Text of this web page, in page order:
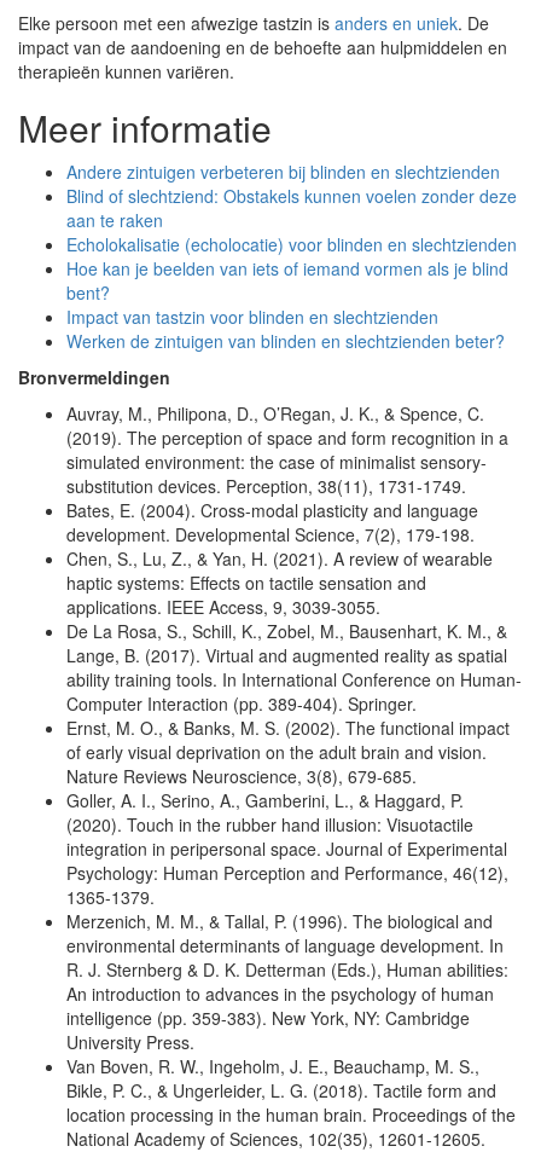
Elke persoon met een afwezige tastzin is anders en uniek. De
impact van de aandoening en de behoefte aan hulpmiddelen en
therapieën kunnen variëren.
Meer informatie
Andere zintuigen verbeteren bij blinden en slechtzienden
Blind of slechtziend: Obstakels kunnen voelen zonder deze
aan te raken
Echolokalisatie (echolocatie) voor blinden en slechtzienden
Hoe kan je beelden van iets of iemand vormen als je blind
bent?
Impact van tastzin voor blinden en slechtzienden
Werken de zintuigen van blinden en slechtzienden beter?
Bronvermeldingen
Auvray, M., Philipona, D., O’Regan, J. K., & Spence, C.
(2019). The perception of space and form recognition in a
simulated environment: the case of minimalist sensory-
substitution devices. Perception, 38(11), 1731-1749.
Bates, E. (2004). Cross-modal plasticity and language
development. Developmental Science, 7(2), 179-198.
Chen, S., Lu, Z., & Yan, H. (2021). A review of wearable
haptic systems: Effects on tactile sensation and
applications. IEEE Access, 9, 3039-3055.
De La Rosa, S., Schill, K., Zobel, M., Bausenhart, K. M., &
Lange, B. (2017). Virtual and augmented reality as spatial
ability training tools. In International Conference on Human-
Computer Interaction (pp. 389-404). Springer.
Ernst, M. O., & Banks, M. S. (2002). The functional impact
of early visual deprivation on the adult brain and vision.
Nature Reviews Neuroscience, 3(8), 679-685.
Goller, A. I., Serino, A., Gamberini, L., & Haggard, P.
(2020). Touch in the rubber hand illusion: Visuotactile
integration in peripersonal space. Journal of Experimental
Psychology: Human Perception and Performance, 46(12),
1365-1379.
Merzenich, M. M., & Tallal, P. (1996). The biological and
environmental determinants of language development. In
R. J. Sternberg & D. K. Detterman (Eds.), Human abilities:
An introduction to advances in the psychology of human
intelligence (pp. 359-383). New York, NY: Cambridge
University Press.
Van Boven, R. W., Ingeholm, J. E., Beauchamp, M. S.,
Bikle, P. C., & Ungerleider, L. G. (2018). Tactile form and
location processing in the human brain. Proceedings of the
National Academy of Sciences, 102(35), 12601-12605.